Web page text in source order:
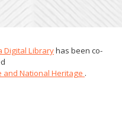
Digital Libraryhas been co-
and National Heritage .